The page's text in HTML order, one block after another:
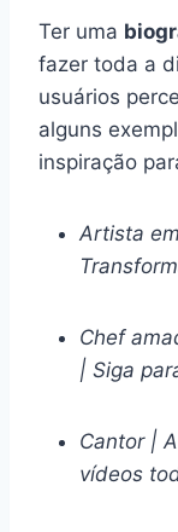
Ter uma
fazer toda a
usuários
alguns
inspiração
Artista
Chef
| Siga
Cantor |
vídeos